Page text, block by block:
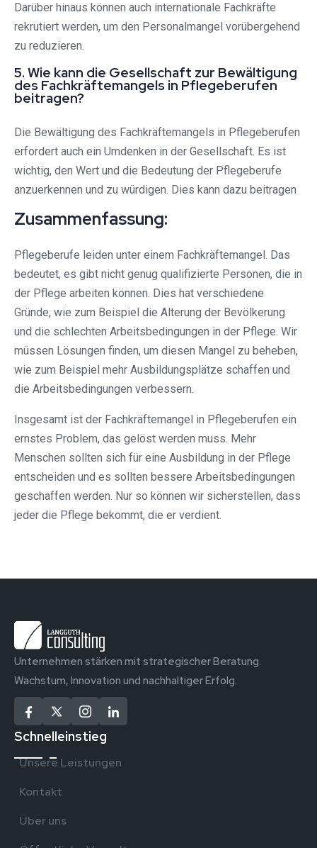
Darüber hinaus können auch internationale Fachkräfte
rekrutiert werden, um den Personalmangel vorübergehend
zu reduzieren.
5. Wie kann die Gesellschaft zur Bewältigung
des Fachkräftemangels in Pflegeberufen
beitragen?
Die Bewältigung des Fachkräftemangels in Pflegeberufen
erfordert auch ein Umdenken in der Gesellschaft. Es ist
wichtig, den Wert und die Bedeutung der Pflegeberufe
anzuerkennen und zu würdigen. Dies kann dazu beitragen
Zusammenfassung:
Pflegeberufe leiden unter einem Fachkräftemangel. Das
bedeutet, es gibt nicht genug qualifizierte Personen, die in
der Pflege arbeiten können. Dies hat verschiedene
Gründe, wie zum Beispiel die Alterung der Bevölkerung
und die schlechten Arbeitsbedingungen in der Pflege. Wir
müssen Lösungen finden, um diesen Mangel zu beheben,
wie zum Beispiel mehr Ausbildungsplätze schaffen und
die Arbeitsbedingungen verbessern.
Insgesamt ist der Fachkräftemangel in Pflegeberufen ein
ernstes Problem, das gelöst werden muss. Mehr
Menschen sollten sich für eine Ausbildung in der Pflege
entscheiden und es sollten bessere Arbeitsbedingungen
geschaffen werden. Nur so können wir sicherstellen, dass
jeder die Pflege bekommt, die er verdient.
Unternehmen stärken mit strategischer Beratung.
Wachstum, Innovation und nachhaltiger Erfolg.
Schnelleinstieg
Unsere Leistungen
Kontakt
Über uns